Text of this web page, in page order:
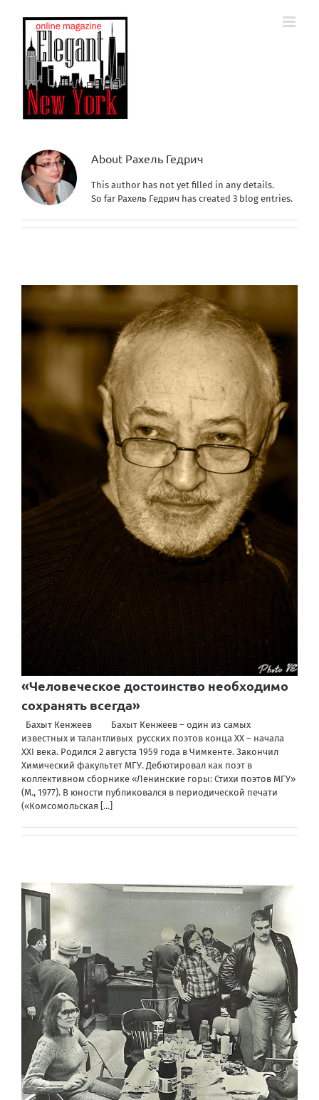
About Рахель Гедрич
This author has not yet filled in any details.
So far Рахель Гедрич has created 3 blog entries.
«Человеческое достоинство необходимо
сохранять всегда»
Бахыт Кенжеев Бахыт Кенжеев – один из самых
известных и талантливых русских поэтов конца ХХ – начала
ХХI века. Родился 2 августа 1959 года в Чимкенте. Закончил
Химический факультет МГУ. Дебютировал как поэт в
коллективном сборнике «Ленинские горы: Стихи поэтов МГУ»
(М., 1977). В юности публиковался в периодической печати
(«Комсомольская [...]